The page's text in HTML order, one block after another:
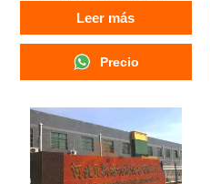
3. Protección de alerta
temprana
4. Alto rendimiento de
escalabilidad
5. Número de
recepción/WhatsApp:
+8618830120193
Leer más
Precio